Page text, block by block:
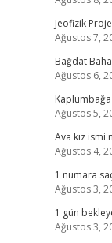
Jeofizik
Ağustos 7,
Bağdat
Ağustos 6,
Kaplumbağa
Ağustos 5,
Ava kız ismi
Ağustos 4,
1 numara
Ağustos 3,
1 gün
Ağustos 3,